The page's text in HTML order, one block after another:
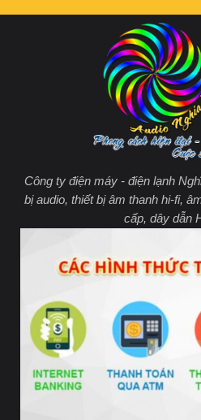
Công ty điện máy - điện lạnh
bị audio, thiết bị âm thanh hi-fi,
cấp, dây dẫn